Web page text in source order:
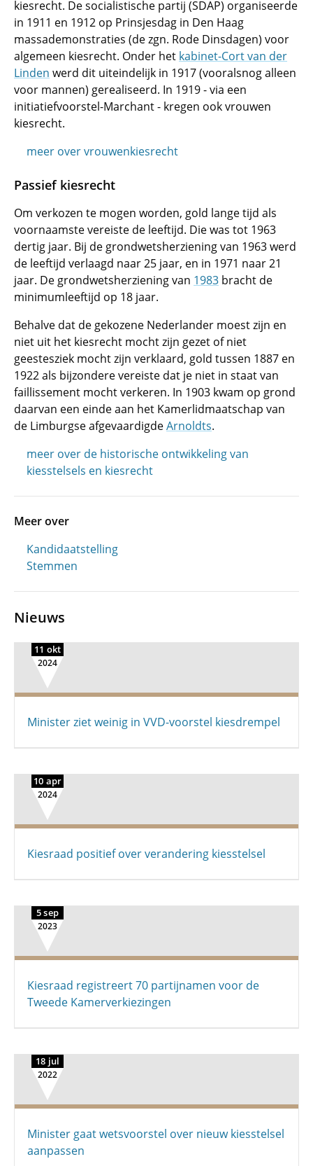
kiesrecht. De socialistische partij (SDAP) organiseerde
in 1911 en 1912 op Prinsjesdag in Den Haag
massademonstraties (de zgn. Rode Dinsdagen) voor
algemeen kiesrecht. Onder het kabinet-Cort van der
Linden werd dit uiteindelijk in 1917 (vooralsnog alleen
voor mannen) gerealiseerd. In 1919 - via een
initiatiefvoorstel-Marchant - kregen ook vrouwen
kiesrecht.
meer over vrouwenkiesrecht
Passief kiesrecht
Om verkozen te mogen worden, gold lange tijd als
voornaamste vereiste de leeftijd. Die was tot 1963
dertig jaar. Bij de grondwetsherziening van 1963 werd
de leeftijd verlaagd naar 25 jaar, en in 1971 naar 21
jaar. De grondwetsherziening van 1983 bracht de
minimumleeftijd op 18 jaar.
Behalve dat de gekozene Nederlander moest zijn en
niet uit het kiesrecht mocht zijn gezet of niet
geestesziek mocht zijn verklaard, gold tussen 1887 en
1922 als bijzondere vereiste dat je niet in staat van
faillissement mocht verkeren. In 1903 kwam op grond
daarvan een einde aan het Kamerlidmaatschap van
de Limburgse afgevaardigdeArnoldts.
meer over de historische ontwikkeling van
kiesstelsels en kiesrecht
Meer over
Kandidaatstelling
Stemmen
Nieuws
11 okt
2024
Minister ziet weinig in VVD-voorstel kiesdrempel
10 apr
2024
Kiesraad positief over verandering kiesstelsel
5 sep
2023
Kiesraad registreert 70 partijnamen voor de
Tweede Kamerverkiezingen
18 jul
2022
Minister gaat wetsvoorstel over nieuw kiesstelsel
aanpassen